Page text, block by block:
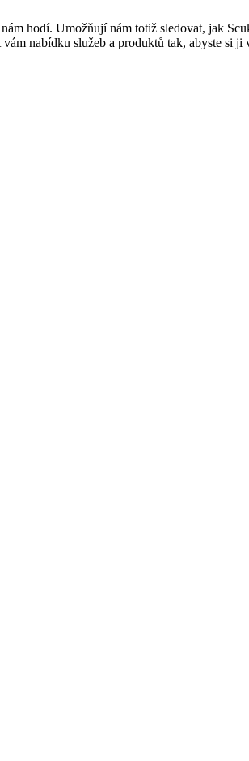
hodí. Umožňují nám totiž sledovat, jak
nabídku služeb a produktů tak, abyste si